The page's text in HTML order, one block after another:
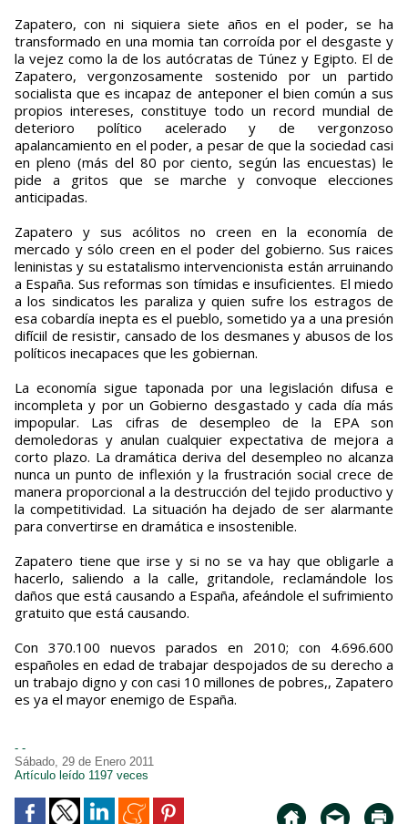
Zapatero, con ni siquiera siete años en el poder, se ha
transformado en una momia tan corroída por el desgaste y
la vejez como la de los autócratas de Túnez y Egipto. El de
Zapatero, vergonzosamente sostenido por un partido
socialista que es incapaz de anteponer el bien común a sus
propios intereses, constituye todo un record mundial de
deterioro político acelerado y de vergonzoso
apalancamiento en el poder, a pesar de que la sociedad casi
en pleno (más del 80 por ciento, según las encuestas) le
pide a gritos que se marche y convoque elecciones
anticipadas.
Zapatero y sus acólitos no creen en la economía de
mercado y sólo creen en el poder del gobierno. Sus raices
leninistas y su estatalismo intervencionista están arruinando
a España. Sus reformas son tímidas e insuficientes. El miedo
a los sindicatos les paraliza y quien sufre los estragos de
esa cobardía inepta es el pueblo, sometido ya a una presión
difíciil de resistir, cansado de los desmanes y abusos de los
políticos inecapaces que les gobiernan.
La economía sigue taponada por una legislación difusa e
incompleta y por un Gobierno desgastado y cada día más
impopular. Las cifras de desempleo de la EPA son
demoledoras y anulan cualquier expectativa de mejora a
corto plazo. La dramática deriva del desempleo no alcanza
nunca un punto de inflexión y la frustración social crece de
manera proporcional a la destrucción del tejido productivo y
la competitividad. La situación ha dejado de ser alarmante
para convertirse en dramática e insostenible.
Zapatero tiene que irse y si no se va hay que obligarle a
hacerlo, saliendo a la calle, gritandole, reclamándole los
daños que está causando a España, afeándole el sufrimiento
gratuito que está causando.
Con 370.100 nuevos parados en 2010; con 4.696.600
españoles en edad de trabajar despojados de su derecho a
un trabajo digno y con casi 10 millones de pobres,, Zapatero
es ya el mayor enemigo de España.
- -
Sábado, 29 de Enero 2011
Artículo leído 1197 veces